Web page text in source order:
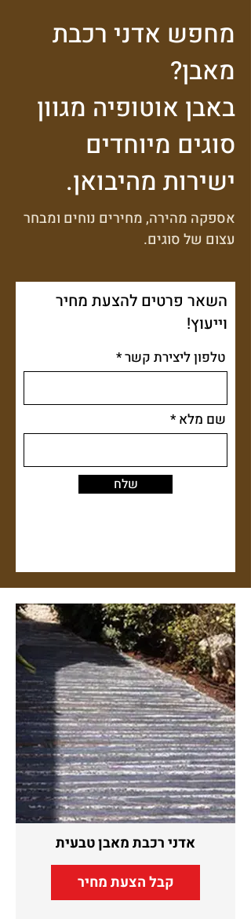
מחפש אדני רכבת
מאבן?
באבן אוטופיה מגוון
סוגים מיוחדים
ישירות מהיבואן.
אספקה מהירה, מחירים נוחים ומבחר
עצום של סוגים.
השאר פרטים להצעת מחיר
וייעוץ!
טלפון ליצירת קשר
שם מלא
שלח
אדני רכבת מאבן טבעית
קבל הצעת מחיר